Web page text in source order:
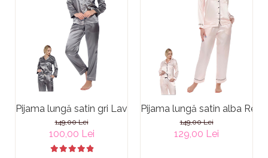
Pijama lungă satin gri Lavender Grey
149,00 Lei
100,00 Lei
Pijama lungă satin alba
149,00 Lei
129,00 Lei